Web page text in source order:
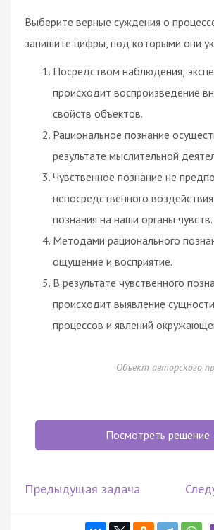
Выберите верные суждения о
запишите цифры, под которыми они
Посредством наблюдения,
происходит воспроизведение
свойств объектов.
Рациональное познание
результате мыслительной
Чувственное познание не
непосредственного
познания на наши органы чувств.
Методами рационального
ощущение и восприятие.
В результате чувственного
происходит выявление
процессов и явлений
Объект авторского
Посмотреть решение
Предыдущая задача